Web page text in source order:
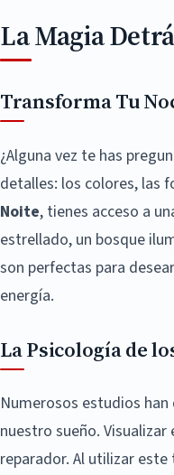
La Magia
Transforma Tu
¿Alguna vez te has
detalles: los colores, las
Noite, tienes acceso a
estrellado, un bosque
son perfectas para
energía.
La Psicología de
Numerosos estudios
nuestro sueño.
reparador. Al utilizar